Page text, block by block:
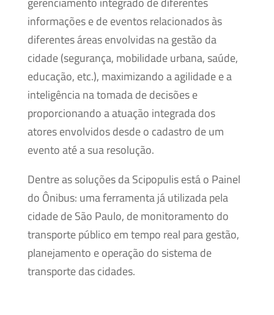
informações e de eventos relacionados às
diferentes áreas envolvidas na gestão da
cidade (segurança, mobilidade urbana, saúde,
educação, etc.), maximizando a agilidade e a
inteligência na tomada de decisões e
proporcionando a atuação integrada dos
atores envolvidos desde o cadastro de um
evento até a sua resolução.
Dentre as soluções da Scipopulis está o Painel
do Ônibus: uma ferramenta já utilizada pela
cidade de São Paulo, de monitoramento do
transporte público em tempo real para gestão,
planejamento e operação do sistema de
transporte das cidades.